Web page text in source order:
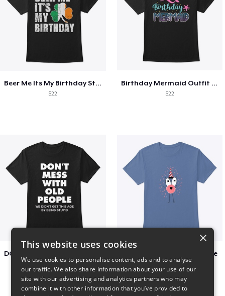
Beer Me Its My Birthday St Patricks Day
$22
Birthday Mermaid Outfit Costume
$22
$48
Adoption Is Both celebrate
$22
×
This website uses cookies
We use cookies to personalise content, ads and to analyse
our traffic. We also share information about your use of our
site with our advertising and analytics partners who may
combine it with other information that you’ve provided to